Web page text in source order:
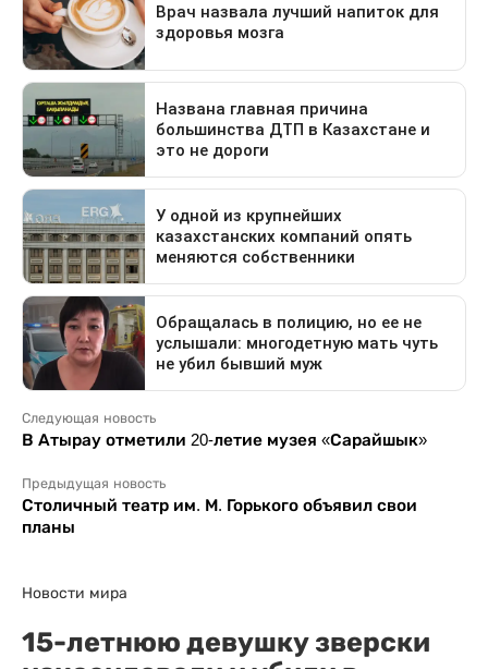
Следующая новость
В Атырау отметили 20-летие музея «Сарайшык»
Предыдущая новость
Столичный театр им. М. Горького объявил свои
планы
Новости мира
15-летнюю девушку зверски